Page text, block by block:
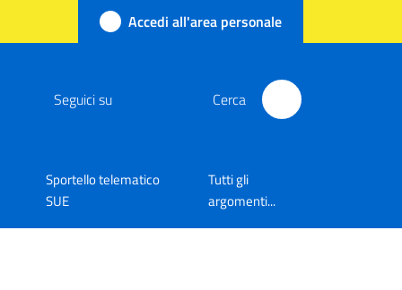
Accedi all'area personale
Seguici su Cerca
Sportello telematico
SUE
Tutti gli
argomenti...